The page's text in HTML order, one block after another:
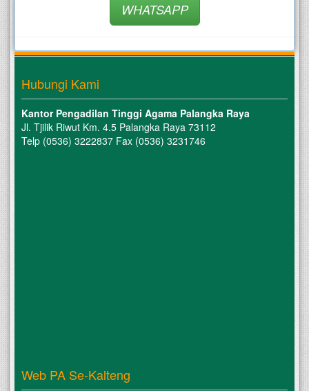
WHATSAPP
Hubungi Kami
Kantor Pengadilan Tinggi Agama Palangka Raya
Jl. Tjilik Riwut Km. 4.5 Palangka Raya 73112
Telp (0536) 3222837 Fax (0536) 3231746
Web PA Se-Kalteng